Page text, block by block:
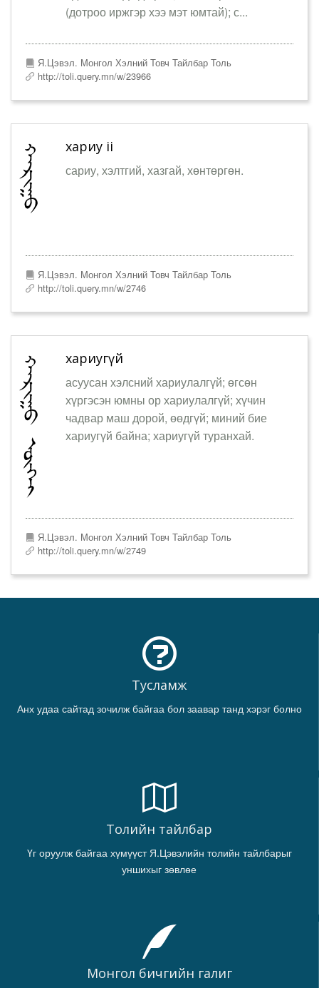
(дотроо иржгэр хээ мэт юмтай); с...
Я.Цэвэл. Монгол Хэлний Товч Тайлбар Толь
http://toli.query.mn/w/23966
хариу ii
сариу, хэлтгий, хазгай, хөнтөргөн.
Я.Цэвэл. Монгол Хэлний Товч Тайлбар Толь
http://toli.query.mn/w/2746
хариугүй
асуусан хэлсний хариулалгүй; өгсөн
хүргэсэн юмны ор хариулалгүй; хүчин
чадвар маш дорой, өөдгүй; миний бие
хариугүй байна; хариугүй туранхай.
Я.Цэвэл. Монгол Хэлний Товч Тайлбар Толь
http://toli.query.mn/w/2749
Тусламж
Анх удаа сайтад зочилж байгаа бол заавар танд хэрэг болно
Толийн тайлбар
Үг оруулж байгаа хүмүүст Я.Цэвэлийн толийн тайлбарыг
уншихыг зөвлөе
Монгол бичгийн галиг